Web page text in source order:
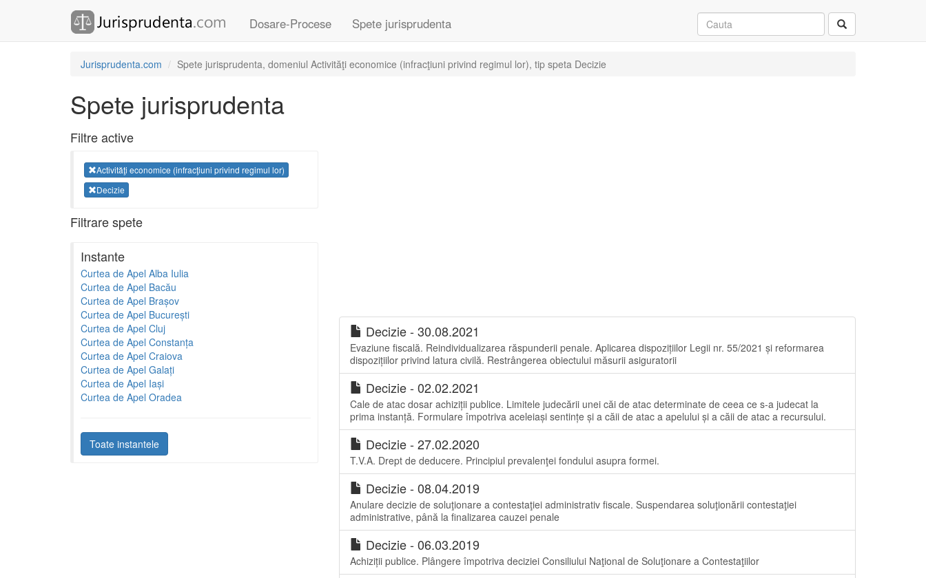
Dosare-Procese Spete jurisprudenta
Jurisprudenta.com Spete jurisprudenta, domeniul Activităţi economice (infracţiuni privind regimul lor), tip speta Decizie
Spete jurisprudenta
Filtre active
Activităţi economice (infracţiuni privind regimul lor)
Decizie
Filtrare spete
Instante
Curtea de Apel Alba Iulia
Curtea de Apel Bacău
Curtea de Apel Brașov
Curtea de Apel București
Curtea de Apel Cluj
Curtea de Apel Constanța
Curtea de Apel Craiova
Curtea de Apel Galați
Curtea de Apel Iași
Curtea de Apel Oradea
Toate instantele
Decizie - 30.08.2021
Evaziune fiscală. Reindividualizarea răspunderii penale. Aplicarea dispozițiilor Legii nr. 55/2021 și reformarea
dispozițiilor privind latura civilă. Restrângerea obiectului măsurii asiguratorii
Decizie - 02.02.2021
Cale de atac dosar achiziții publice. Limitele judecării unei căi de atac determinate de ceea ce s-a judecat la
prima instanță. Formulare împotriva aceleiași sentințe și a căii de atac a apelului și a căii de atac a recursului.
Decizie - 27.02.2020
T.V.A. Drept de deducere. Principiul prevalenţei fondului asupra formei.
Decizie - 08.04.2019
Anulare decizie de soluţionare a contestaţiei administrativ fiscale. Suspendarea soluţionării contestaţiei
administrative, până la finalizarea cauzei penale
Decizie - 06.03.2019
Achiziții publice. Plângere împotriva deciziei Consiliului Naţional de Soluţionare a Contestaţiilor